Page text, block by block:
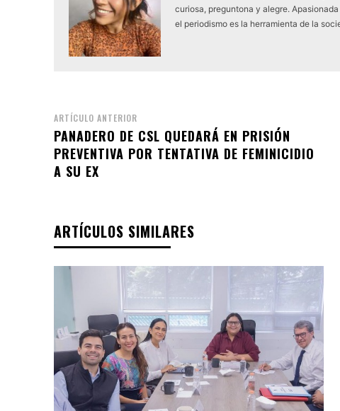
curiosa, preguntona y alegre.
el periodismo es la herramienta de la
ARTÍCULO ANTERIOR
PANADERO DE CSL QUEDARÁ EN PRISIÓN
PREVENTIVA POR TENTATIVA DE FEMINICIDIO
A SU EX
ARTÍCULOS SIMILARES